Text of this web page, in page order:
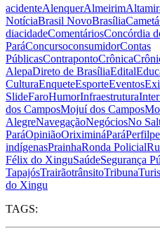
acidenteAlenquerAlmeirim
NotíciaBrasil NovoBrasíliaCametá
diacidadeComentáriosConcórdia
ParáConcursoconsumidorContas
PúblicasContrapontoCrônica
AlepaDireto de BrasíliaEdital
CulturaEnqueteEsporteEventos
SlideFaroHumorInfraestrutura
dos CamposMojuí dos Campos
AlegreNavegaçãoNegóciosNo
ParáOpiniãoOriximináParáPerfil
indígenasPrainhaRonda Policial
Félix do XinguSaúdeSegurança
TapajósTrairãotrânsitoTribuna
do Xingu
TAGS: